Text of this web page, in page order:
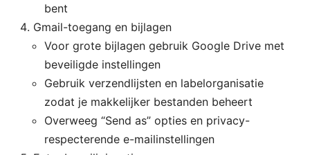
bent
Gmail-toegang en bijlagen
Voor grote bijlagen gebruik Google Drive met
beveiligde instellingen
Gebruik verzendlijsten en labelorganisatie
zodat je makkelijker bestanden beheert
Overweeg “Send as” opties en privacy-
respecterende e-mailinstellingen